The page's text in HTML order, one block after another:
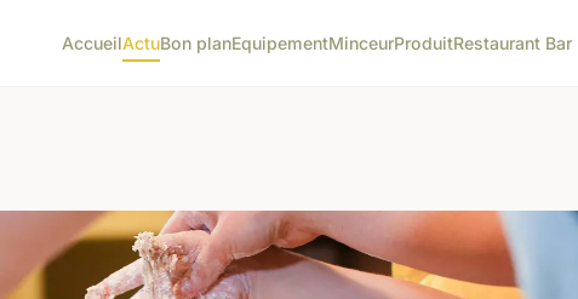
AccueilActuBon planEquipementMinceurProduitRestaurant Bar